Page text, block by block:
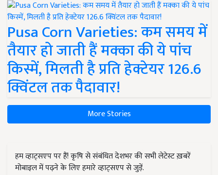
Pusa Corn Varieties: कम समय में
तैयार हो जाती हैं मक्का की ये पांच
किस्में, मिलती है प्रति हेक्टेयर 126.6
क्विंटल तक पैदावार!
More Stories
हम व्हाट्सएप पर हैं! कृषि से संबंधित देशभर की सभी लेटेस्ट ख़बरें
मोबाइल में पढ़ने के लिए हमारे व्हाट्सएप से जुड़ें.